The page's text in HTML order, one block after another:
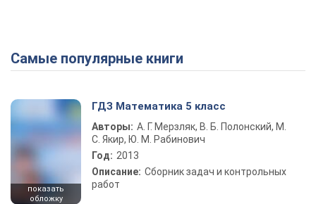
Самые популярные книги
показать
обложку
ГДЗ Математика 5 класс
Авторы: А. Г. Мерзляк, В. Б. Полонский, М.
С. Якир, Ю. М. Рабинович
Год: 2013
Описание: Сборник задач и контрольных
работ